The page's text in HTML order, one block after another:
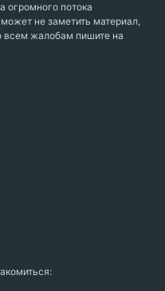
огромного потока
не заметить материал,
всем жалобам пишите на